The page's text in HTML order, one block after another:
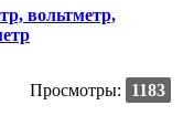
вольтметр,
Просмотры: 1183